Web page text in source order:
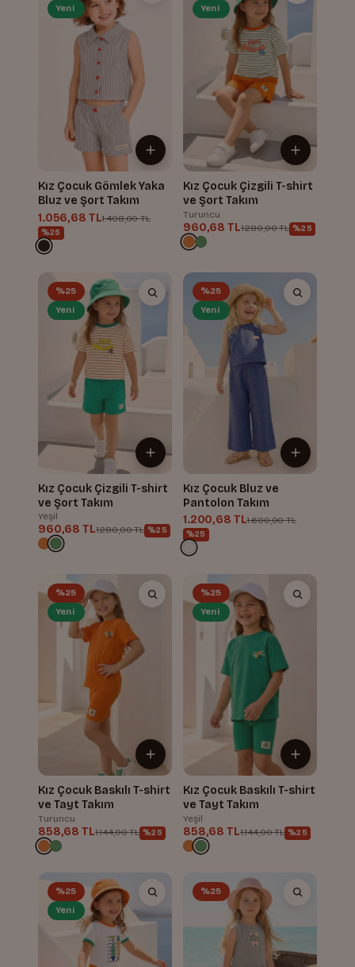
Yeni
Kız Çocuk Gömlek Yaka
Bluz ve Şort Takım
1.056,68 TL1.408,00 TL
%25
Yeni
Kız Çocuk Çizgili T-shirt
ve Şort Takım
Turuncu
960,68 TL1.280,00 TL %25
%25
Yeni
Kız Çocuk Çizgili T-shirt
ve Şort Takım
Yeşil
960,68 TL1.280,00 TL %25
%25
Yeni
Kız Çocuk Bluz ve
Pantolon Takım
1.200,68 TL1.600,00 TL
%25
%25
Yeni
Kız Çocuk Baskılı T-shirt
ve Tayt Takım
Turuncu
858,68 TL1.144,00 TL %25
%25
Yeni
Kız Çocuk Baskılı T-shirt
ve Tayt Takım
Yeşil
858,68 TL1.144,00 TL %25
%25
Yeni
%25